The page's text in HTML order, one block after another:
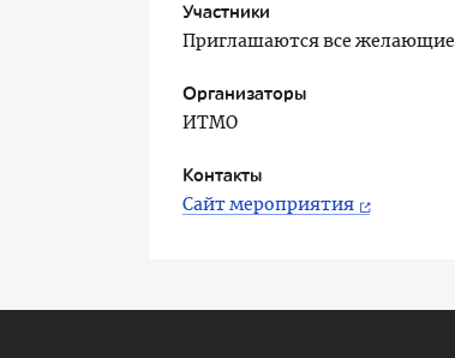
Участники
Приглашаются все желающие
Организаторы
ИТМО
Контакты
Сайт мероприятия